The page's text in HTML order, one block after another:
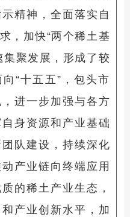
精神，全面落实自
，加快“两个稀土基
集聚发展，形成了较
“十五五”，包头市
进一步加强与各方
身资源和产业基础
队建设，持续深化
产业链向终端应用
的稀土产业生态，
产业创新水平，加